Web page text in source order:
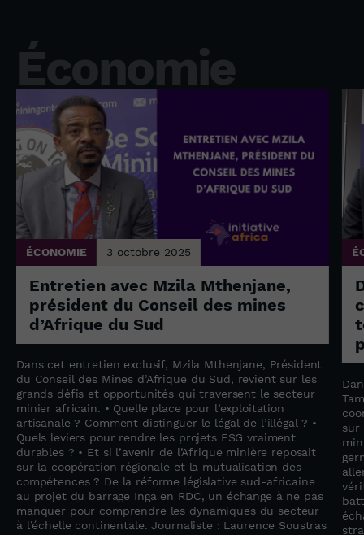
Économie
ÉCONOMIE 3 octobre 2025
Entretien avec Mzila Mthenjane,
président du Conseil des mines
d’Afrique du Sud
Dans cet entretien exclusif, Mzila Mthenjane, Président
du Conseil des Mines d’Afrique du Sud, revient sur les
grands défis et opportunités qui traversent le secteur
minier africain. • Quelle place pour l’exploitation
artisanale ? Comment distinguer le légal de l’illégal ? •
Quels leviers pour rendre les projets ESG vraiment
durables ? • Et si l’avenir de l’Afrique minière reposait
sur la coopération régionale et la mutualisation des
compétences ? De la réforme législative sud-africaine
au projet du barrage Inga en RDC, un échange à ne pas
manquer pour comprendre les dynamiques du secteur
à l’échelle continentale. Journaliste : Laurence Soustras
sur